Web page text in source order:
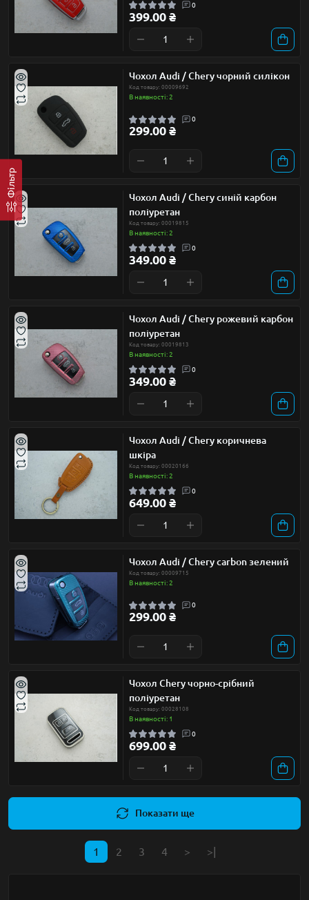
Фільтр
0
399.00 ₴
Чохол Audi / Chery чорний силікон
Код товару: 00009692
В наявності: 2
0
299.00 ₴
Чохол Audi / Chery синій карбон
поліуретан
Код товару: 00019815
В наявності: 2
0
349.00 ₴
Чохол Audi / Chery рожевий карбон
поліуретан
Код товару: 00019813
В наявності: 2
0
349.00 ₴
Чохол Audi / Chery коричнева
шкіра
Код товару: 00020166
В наявності: 2
0
649.00 ₴
Чохол Audi / Chery carbon зелений
Код товару: 00009715
В наявності: 2
0
299.00 ₴
Чохол Chery чорно-срібний
поліуретан
Код товару: 00028108
В наявності: 1
0
699.00 ₴
Показати ще
1 2 3 4 > >|